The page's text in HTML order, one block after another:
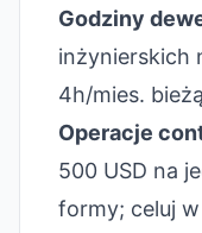
Godziny
inżynierskich
4h/mies.
Operacje
500 USD na
formy; celuj